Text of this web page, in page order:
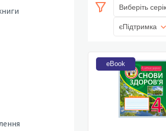
Виберіть
єПідтримка
eBook